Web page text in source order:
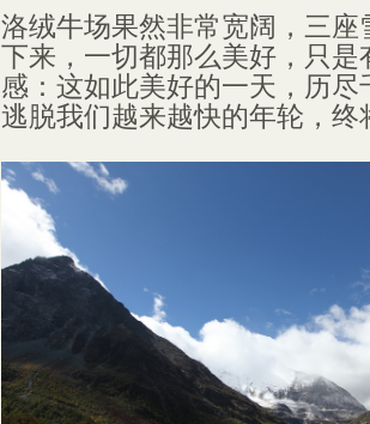
洛绒牛场果然非常宽阔，三座
下来，一切都那么美好，只是
感：这如此美好的一天，历
逃脱我们越来越快的年轮，终